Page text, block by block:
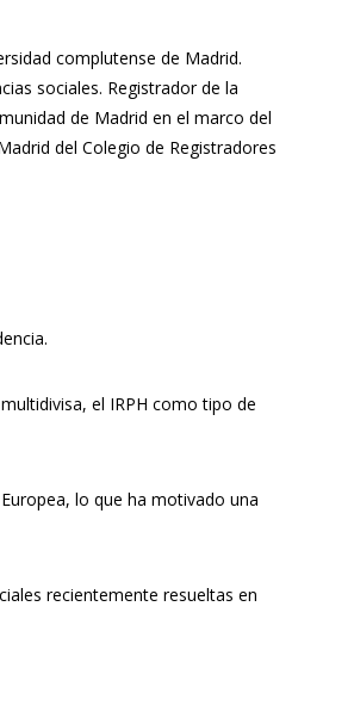
complutense de Madrid.
sociales. Registrador de la
de Madrid en el marco del
del Colegio de Registradores
el IRPH como tipo de
lo que ha motivado una
recientemente resueltas en